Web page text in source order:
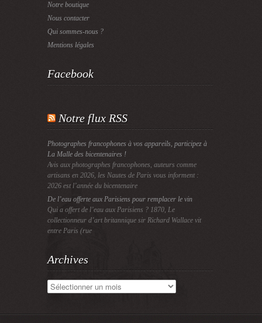
Notre boutique
Nous contacter
Qui sommes-nous ?
Mentions légales
Facebook
Notre flux RSS
Photographes francophones à vos appareils, participez à
La Malle des bicentenaires !
Avis aux photographes francophones, auteurs comme
artisans en 2026, les Nautes de Paris vous informent :
2026 est l’année du bicentenaire
De l’eau offerte aux Parisiens pour remplacer le vin
Qui a offert de l’eau aux Parisiens ? 1870, Le
collectionneur d’art britannique sir Richard Wallace vit
entre Paris (rue
Archives
Archives